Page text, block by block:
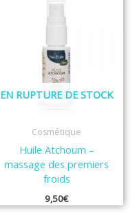
EN RUPTURE DE STOCK
Cosmétique
Huile Atchoum –
massage des premiers
froids
9,50€